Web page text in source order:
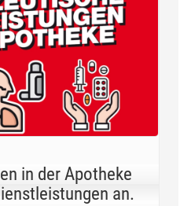
in der Apotheke
an.